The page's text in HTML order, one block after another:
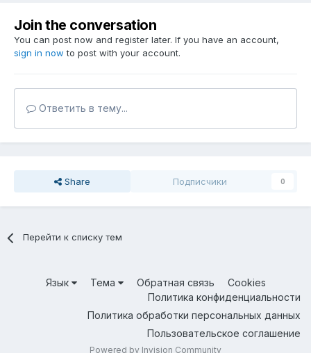
Join the conversation
You can post now and register later. If you have an account,
sign in now to post with your account.
Ответить в тему...
Share Подписчики 0
Перейти к списку тем
Язык Тема Обратная связь
Cookies
Политика конфиденциальности
Политика обработки персональных данных
Пользовательское соглашение
Powered by Invision Community